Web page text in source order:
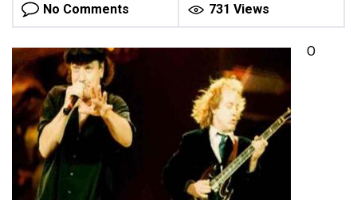
No Comments 731 Views
O